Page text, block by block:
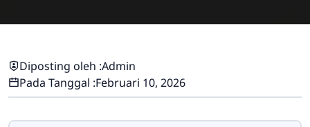
Diposting oleh :Admin
Pada Tanggal :Februari 10, 2026